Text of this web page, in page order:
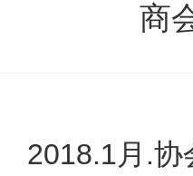
商
2018.1月.协